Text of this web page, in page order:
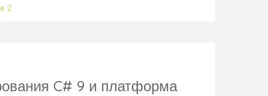
2
C# 9 и платформа